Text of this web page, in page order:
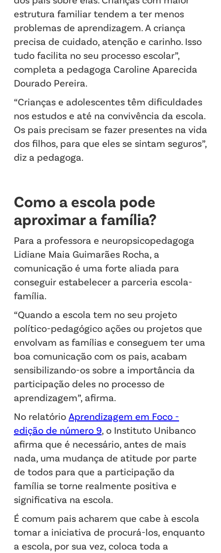
estrutura familiar tendem a ter menos
problemas de aprendizagem. A criança
precisa de cuidado, atenção e carinho. Isso
tudo facilita no seu processo escolar”,
completa a pedagoga Caroline Aparecida
Dourado Pereira.
“Crianças e adolescentes têm dificuldades
nos estudos e até na convivência da escola.
Os pais precisam se fazer presentes na vida
dos filhos, para que eles se sintam seguros”,
diz a pedagoga.
Como a escola pode
aproximar a família?
Para a professora e neuropsicopedagoga
Lidiane Maia Guimarães Rocha, a
comunicação é uma forte aliada para
conseguir estabelecer a parceria escola-
família.
“Quando a escola tem no seu projeto
político-pedagógico ações ou projetos que
envolvam as famílias e conseguem ter uma
boa comunicação com os pais, acabam
sensibilizando-os sobre a importância da
participação deles no processo de
aprendizagem”, afirma.
No relatório Aprendizagem em Foco -
edição de número 9, o Instituto Unibanco
afirma que é necessário, antes de mais
nada, uma mudança de atitude por parte
de todos para que a participação da
família se torne realmente positiva e
significativa na escola.
É comum pais acharem que cabe à escola
tomar a iniciativa de procurá-los, enquanto
a escola, por sua vez, coloca toda a